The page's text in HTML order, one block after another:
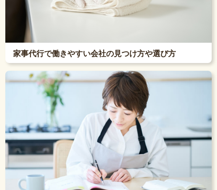
家事代行で働きやすい会社の見つけ方や選び方